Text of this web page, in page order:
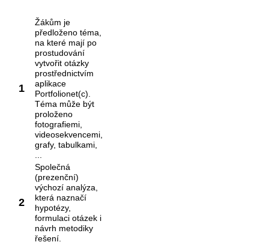
1
Žákům je
předloženo téma,
na které mají po
prostudování
vytvořit otázky
prostřednictvím
aplikace
Portfolionet(c).
Téma může být
proloženo
fotografiemi,
videosekvencemi,
grafy, tabulkami,
2
Společná
(prezenční)
výchozí analýza,
která naznačí
hypotézy,
formulaci otázek i
návrh metodiky
řešení.